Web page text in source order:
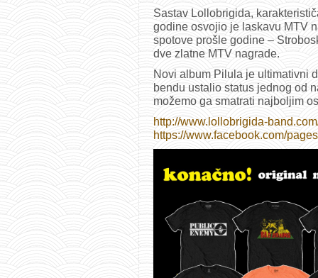
Sastav Lollobrigida,
godine osvojio je laskavu MTV
spotove prošle godine –
dve zlatne MTV nagrade.
Novi album Pilula je ultimativni
bendu ustalio status jednog od
možemo ga smatrati najboljim
http://www.lollobrigida-
https://www.facebook.com/